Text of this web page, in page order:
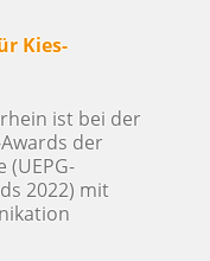
geht morgen
um den